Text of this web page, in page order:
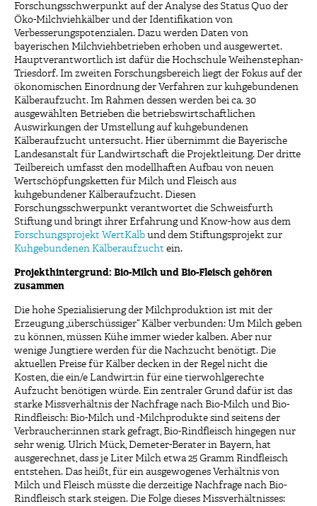
Forschungsschwerpunkt auf der Analyse des Status Quo der
Öko-Milchviehkälber und der Identifikation von
Verbesserungspotenzialen. Dazu werden Daten von
bayerischen Milchviehbetrieben erhoben und ausgewertet.
Hauptverantwortlich ist dafür die Hochschule Weihenstephan-
Triesdorf. Im zweiten Forschungsbereich liegt der Fokus auf der
ökonomischen Einordnung der Verfahren zur kuhgebundenen
Kälberaufzucht. Im Rahmen dessen werden bei ca. 30
ausgewählten Betrieben die betriebswirtschaftlichen
Auswirkungen der Umstellung auf kuhgebundenen
Kälberaufzucht untersucht. Hier übernimmt die Bayerische
Landesanstalt für Landwirtschaft die Projektleitung. Der dritte
Teilbereich umfasst den modellhaften Aufbau von neuen
Wertschöpfungsketten für Milch und Fleisch aus
kuhgebundener Kälberaufzucht. Diesen
Forschungsschwerpunkt verantwortet die Schweisfurth
Stiftung und bringt ihrer Erfahrung und Know-how aus dem
Forschungsprojekt WertKalb und dem Stiftungsprojekt zur
Kuhgebundenen Kälberaufzucht ein.
Projekthintergrund: Bio-Milch und Bio-Fleisch gehören
zusammen
Die hohe Spezialisierung der Milchproduktion ist mit der
Erzeugung „überschüssiger“ Kälber verbunden: Um Milch geben
zu können, müssen Kühe immer wieder kalben. Aber nur
wenige Jungtiere werden für die Nachzucht benötigt. Die
aktuellen Preise für Kälber decken in der Regel nicht die
Kosten, die ein/e Landwirt:in für eine tierwohlgerechte
Aufzucht benötigen würde. Ein zentraler Grund dafür ist das
starke Missverhältnis der Nachfrage nach Bio-Milch und Bio-
Rindfleisch: Bio-Milch und -Milchprodukte sind seitens der
Verbraucher:innen stark gefragt, Bio-Rindfleisch hingegen nur
sehr wenig. Ulrich Mück, Demeter-Berater in Bayern, hat
ausgerechnet, dass je Liter Milch etwa 25 Gramm Rindfleisch
entstehen. Das heißt, für ein ausgewogenes Verhältnis von
Milch und Fleisch müsste die derzeitige Nachfrage nach Bio-
Rindfleisch stark steigen. Die Folge dieses Missverhältnisses: